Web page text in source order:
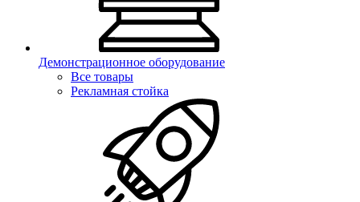
Демонстрационное оборудование
Все товары
Рекламная стойка